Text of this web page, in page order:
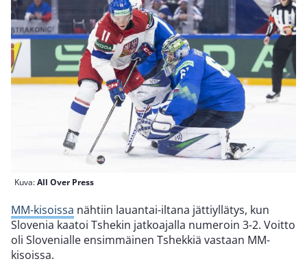
Kuva:All Over Press
MM-kisoissa nähtiin lauantai-iltana jättiyllätys, kun
Slovenia kaatoi Tshekin jatkoajalla numeroin 3-2. Voitto
oli Slovenialle ensimmäinen Tshekkiä vastaan MM-
kisoissa.